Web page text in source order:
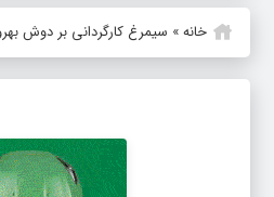
خانه» سیمرغ کارگردانی بر دوش